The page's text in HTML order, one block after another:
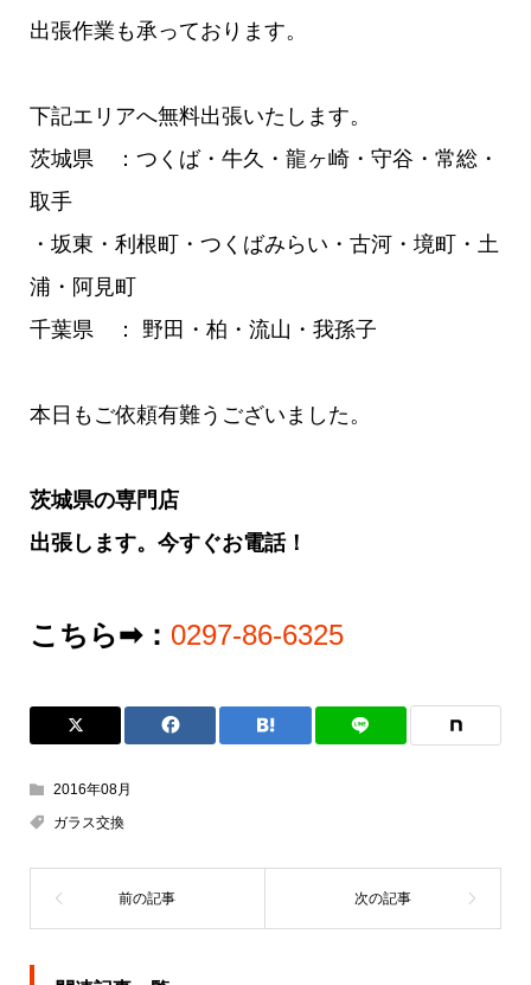
出張作業も承っております。
下記エリアへ無料出張いたします。
茨城県 ：つくば・牛久・龍ヶ崎・守谷・常総・
取手
・坂東・利根町・つくばみらい・古河・境町・土
浦・阿見町
千葉県 ： 野田・柏・流山・我孫子
本日もご依頼有難うございました。
茨城県の専門店
出張します。今すぐお電話！
こちら➡： 0297-86-6325
2016年08月
ガラス交換